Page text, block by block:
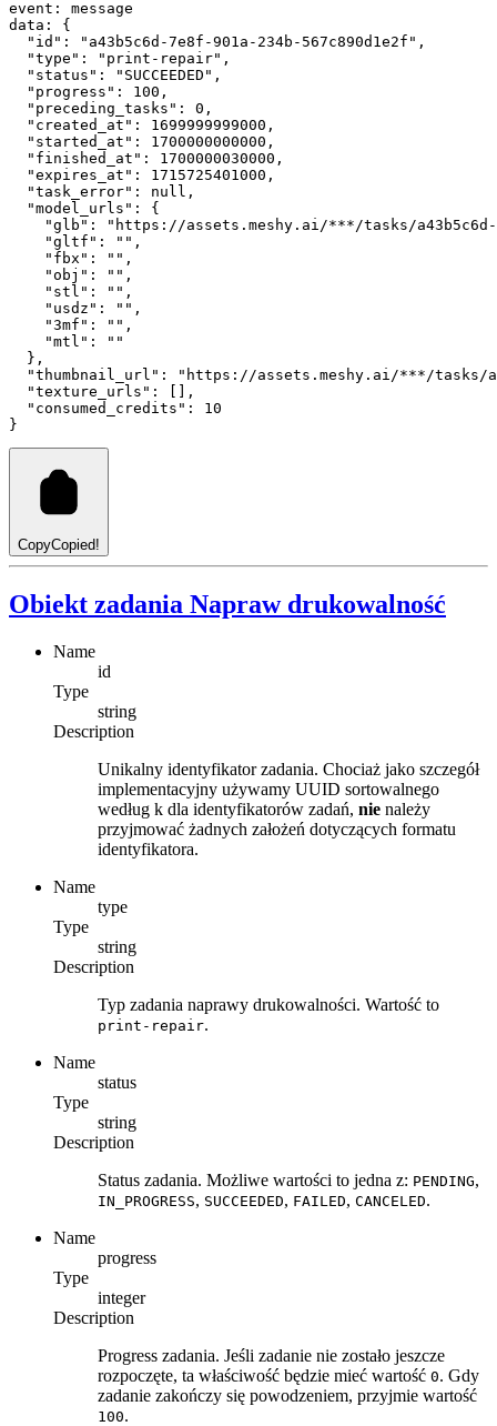
event :
message
data :
{
"id" : "a43b5c6d-7e8f-901a-234b-567c890d1e2f" ,
"type" : "print-repair" ,
"status" : "SUCCEEDED" ,
"progress" : 100 ,
"preceding_tasks" : 0 ,
"created_at" : 1699999999000 ,
"started_at" : 1700000000000 ,
"finished_at" : 1700000030000 ,
"expires_at" : 1715725401000 ,
"task_error" : null ,
"model_urls" : {
"glb" :
"https://assets.meshy.ai/***/tasks/a43b5c6d-
"gltf" : "" ,
"fbx" : "" ,
"obj" : "" ,
"stl" : "" ,
"usdz" : "" ,
"3mf" : "" ,
"mtl" :
""
  }
,
"thumbnail_url" :
"https://assets.meshy.ai/***/tasks/
"texture_urls" : []
,
"consumed_credits" : 10
}
CopyCopied!
Obiekt zadania Napraw drukowalność
Name
id
Type
string
Description
Unikalny identyfikator zadania. Chociaż jako szczegół
implementacyjny używamy UUID sortowalnego
według k dla identyfikatorów zadań, nie należy
przyjmować żadnych założeń dotyczących formatu
identyfikatora.
Name
type
Type
string
Description
Typ zadania naprawy drukowalności. Wartość to
print-repair.
Name
status
Type
string
Description
Status zadania. Możliwe wartości to jedna z: PENDING,
IN_PROGRESS, SUCCEEDED, FAILED, CANCELED.
Name
progress
Type
integer
Description
Progress zadania. Jeśli zadanie nie zostało jeszcze
rozpoczęte, ta właściwość będzie mieć wartość 0. Gdy
zadanie zakończy się powodzeniem, przyjmie wartość
100.